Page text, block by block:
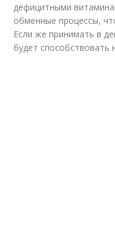
дефицитными
обменные процессы,
Если же принимать в
будет способствовать